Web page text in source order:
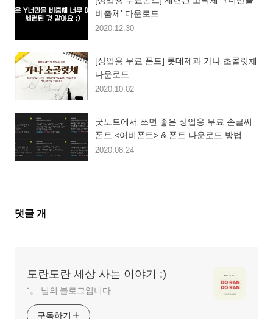
비춤체' 다운로드
2020.12.30
[상업용 무료 폰트] 롯데제과 가나 초콜릿체
다운로드
2020.10.02
굿노트에서 쓰면 좋은 상업용 무료 손글씨
폰트 <어비폰트> & 폰트 다운로드 방법
2020.08.24
댓
댓글 개
도란도란 세상 사는 이야기 :)
˚。 님의 블로그입니다.
구독하기